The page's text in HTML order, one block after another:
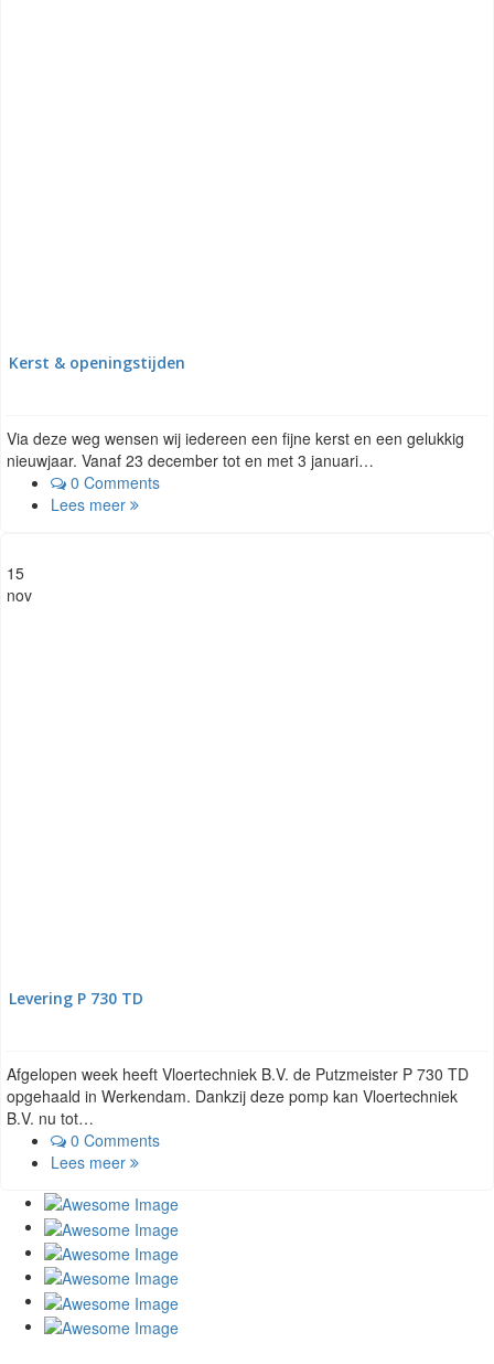
Kerst & openingstijden
Via deze weg wensen wij iedereen een fijne kerst en een gelukkig
nieuwjaar. Vanaf 23 december tot en met 3 januari…
0 Comments
Lees meer
15
nov
Levering P 730 TD
Afgelopen week heeft Vloertechniek B.V. de Putzmeister P 730 TD
opgehaald in Werkendam. Dankzij deze pomp kan Vloertechniek
B.V. nu tot…
0 Comments
Lees meer